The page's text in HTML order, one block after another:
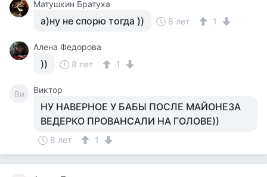
Матушкин Братуха
а)ну не спорю тогда )) 8 лет 1
Алена Федорова
)) 8 лет 1
Ви Виктор
НУ НАВЕРНОЕ У БАБЫ ПОСЛЕ МАЙОНЕЗА
ВЕДЕРКО ПРОВАНСАЛИ НА ГОЛОВЕ))
8 лет 1